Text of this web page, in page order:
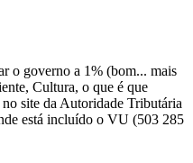
o governo a 1% (bom... mais
Cultura, o que é que
site da Autoridade Tributária
está incluído o VU (503 285